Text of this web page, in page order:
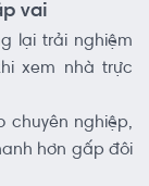
vai
lại trải nghiệm
xem nhà trực
chuyên nghiệp,
hơn gấp đôi